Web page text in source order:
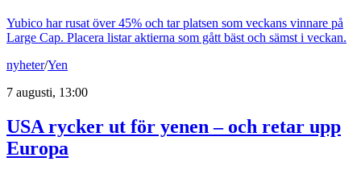
Yubico har rusat över 45% och tar platsen som veckans vinnare på
Large Cap. Placera listar aktierna som gått bäst och sämst i veckan.
nyheter/Yen
7 augusti, 13:00
USA rycker ut för yenen – och retar upp
Europa